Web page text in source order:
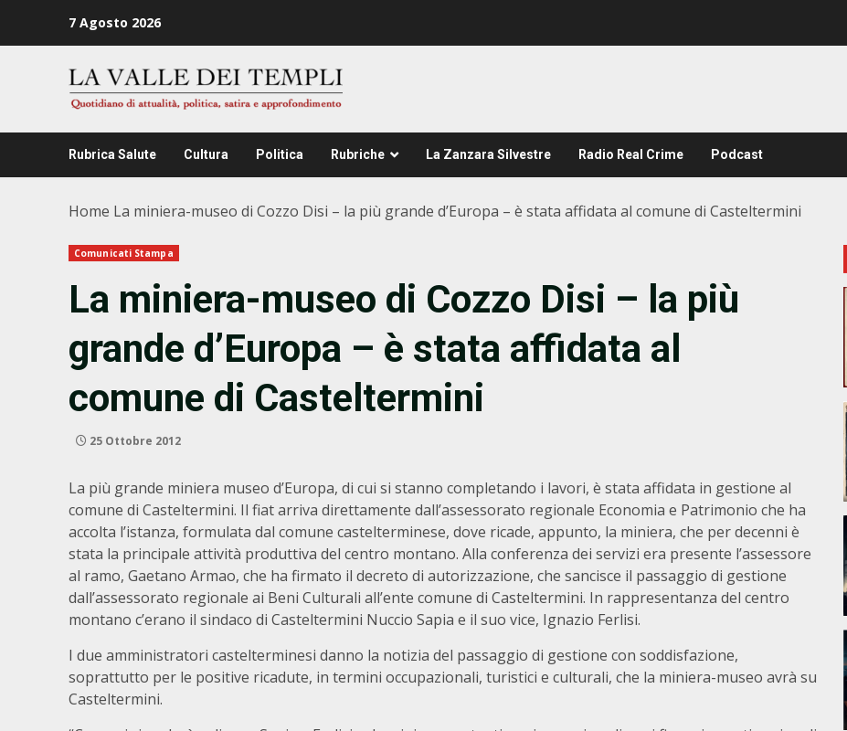
7 Agosto 2026
Rubrica Salute Cultura Politica Rubriche La Zanzara Silvestre Radio Real Crime Podcast
Home La miniera-museo di Cozzo Disi – la più grande d’Europa – è stata affidata al comune di Casteltermini
Comunicati Stampa
La miniera-museo di Cozzo Disi – la più
grande d’Europa – è stata affidata al
comune di Casteltermini
25 Ottobre 2012
La più grande miniera museo d’Europa, di cui si stanno completando i lavori, è stata affidata in gestione al
comune di Casteltermini. Il fiat arriva direttamente dall’assessorato regionale Economia e Patrimonio che ha
accolta l’istanza, formulata dal comune castelterminese, dove ricade, appunto, la miniera, che per decenni è
stata la principale attività produttiva del centro montano. Alla conferenza dei servizi era presente l’assessore
al ramo, Gaetano Armao, che ha firmato il decreto di autorizzazione, che sancisce il passaggio di gestione
dall’assessorato regionale ai Beni Culturali all’ente comune di Casteltermini. In rappresentanza del centro
montano c’erano il sindaco di Casteltermini Nuccio Sapia e il suo vice, Ignazio Ferlisi.
I due amministratori castelterminesi danno la notizia del passaggio di gestione con soddisfazione,
soprattutto per le positive ricadute, in termini occupazionali, turistici e culturali, che la miniera-museo avrà su
Casteltermini.